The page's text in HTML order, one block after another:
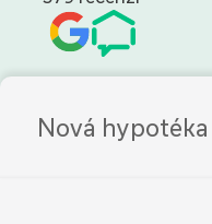
Nová hypotéka